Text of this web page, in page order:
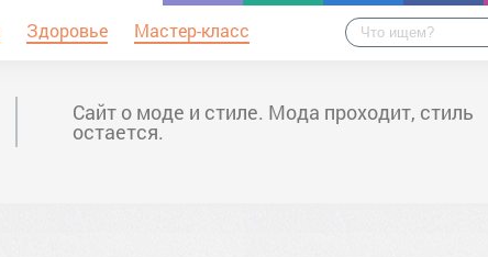
Здоровье Мастер-класс
Сайт о моде и стиле. Мода проходит, стиль
остается.